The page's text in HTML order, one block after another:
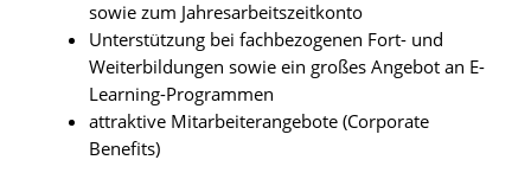
sowie zum Jahresarbeitszeitkonto
Unterstützung bei fachbezogenen Fort- und
Weiterbildungen sowie ein großes Angebot an E-
Learning-Programmen
attraktive Mitarbeiterangebote (Corporate
Benefits)